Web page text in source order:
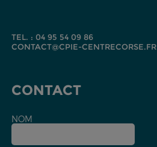
TEL. : 04 95 54 09 86
CONTACT@CPIE-CENTRECORSE.FR
CONTACT
NOM